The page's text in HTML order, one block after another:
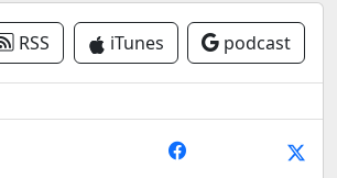
RSS iTunes podcast